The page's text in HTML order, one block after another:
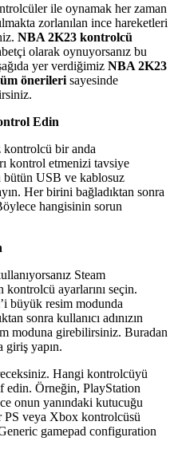
ile oynamak her zaman
zorlanılan ince hareketleri
NBA 2K23 kontrolcü
olarak oynuyorsanız bu
yer verdiğimiz NBA 2K23
önerileri sayesinde
Edin
kontrolcü bir anda
kontrol etmenizi tavsiye
bütün USB ve kablosuz
Her birini bağladıktan sonra
hangisinin sorun
Steam
kontrolcü ayarlarını seçin.
büyük resim modunda
sonra kullanıcı adınızın
moduna girebilirsiniz. Buradan
giriş yapın.
Hangi kontrolcüyü
edin. Örneğin, PlayStation
onun yanındaki kutucuğu
PS veya Xbox kontrolcüsü
gamepad configuration